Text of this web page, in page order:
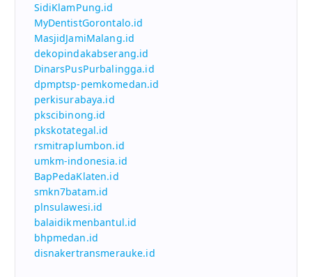
SidiKlamPung.id
MyDentistGorontalo.id
MasjidJamiMalang.id
dekopindakabserang.id
DinarsPusPurbalingga.id
dpmptsp-pemkomedan.id
perkisurabaya.id
pkscibinong.id
pkskotategal.id
rsmitraplumbon.id
umkm-indonesia.id
BapPedaKlaten.id
smkn7batam.id
plnsulawesi.id
balaidikmenbantul.id
bhpmedan.id
disnakertransmerauke.id